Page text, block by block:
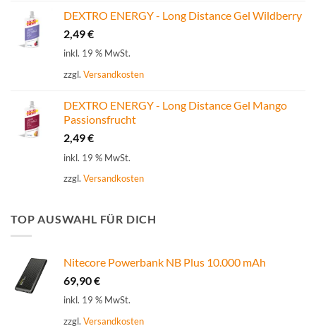
DEXTRO ENERGY - Long Distance Gel Wildberry
2,49€
inkl. 19 % MwSt.
zzgl. Versandkosten
DEXTRO ENERGY - Long Distance Gel Mango
Passionsfrucht
2,49€
inkl. 19 % MwSt.
zzgl. Versandkosten
TOP AUSWAHL FÜR DICH
Nitecore Powerbank NB Plus 10.000 mAh
69,90€
inkl. 19 % MwSt.
zzgl. Versandkosten